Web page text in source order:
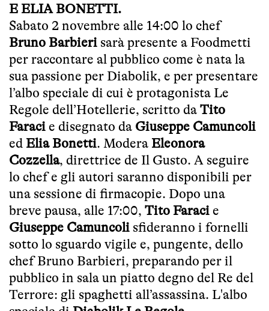
E ELIA BONETTI.
Sabato 2 novembre alle 14:00 lo chef
Bruno Barbieri sarà presente a Foodmetti
per raccontare al pubblico come è nata la
sua passione per Diabolik, e per presentare
l’albo speciale di cui è protagonista Le
Regole dell’Hotellerie, scritto da Tito
Faraci e disegnato da Giuseppe Camuncoli
ed Elia Bonetti. Modera Eleonora
Cozzella, direttrice de Il Gusto. A seguire
lo chef e gli autori saranno disponibili per
una sessione di firmacopie. Dopo una
breve pausa, alle 17:00, Tito Faraci e
Giuseppe Camuncoli sfideranno i fornelli
sotto lo sguardo vigile e, pungente, dello
chef Bruno Barbieri, preparando per il
pubblico in sala un piatto degno del Re del
Terrore: gli spaghetti all’assassina. L'albo